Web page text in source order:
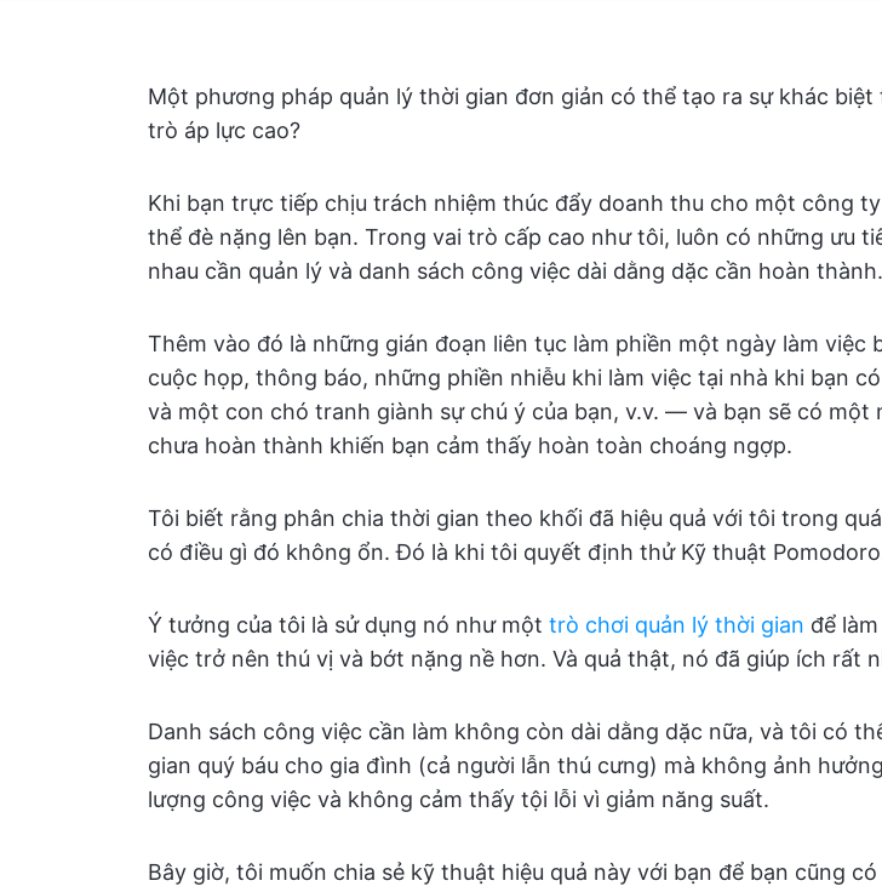
Một phương pháp quản lý thời gian đơn giản có thể tạo ra sự khác
trò áp lực cao?
Khi bạn trực tiếp chịu trách nhiệm thúc đẩy doanh thu cho một công ty
thể đè nặng lên bạn. Trong vai trò cấp cao như tôi, luôn có những ưu
nhau cần quản lý và danh sách công việc dài dằng dặc cần hoàn thành.
Thêm vào đó là những gián đoạn liên tục làm phiền một ngày làm
cuộc họp, thông báo, những phiền nhiễu khi làm việc tại nhà khi bạn
và một con chó tranh giành sự chú ý của bạn, v.v. — và bạn sẽ có một
chưa hoàn thành khiến bạn cảm thấy hoàn toàn choáng ngợp.
Tôi biết rằng phân chia thời gian theo khối đã hiệu quả với tôi trong
có điều gì đó không ổn. Đó là khi tôi quyết định thử Kỹ thuật
Ý tưởng của tôi là sử dụng nó như một trò chơi quản lý thời gian để
việc trở nên thú vị và bớt nặng nề hơn. Và quả thật, nó đã giúp ích rất
Danh sách công việc cần làm không còn dài dằng dặc nữa, và tôi có
gian quý báu cho gia đình (cả người lẫn thú cưng) mà không ảnh
lượng công việc và không cảm thấy tội lỗi vì giảm năng suất.
Bây giờ, tôi muốn chia sẻ kỹ thuật hiệu quả này với bạn để bạn cũng